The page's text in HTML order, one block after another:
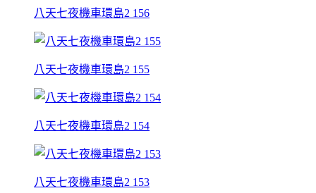
八天七夜機車環島2 156
八天七夜機車環島2 155
八天七夜機車環島2 154
八天七夜機車環島2 153